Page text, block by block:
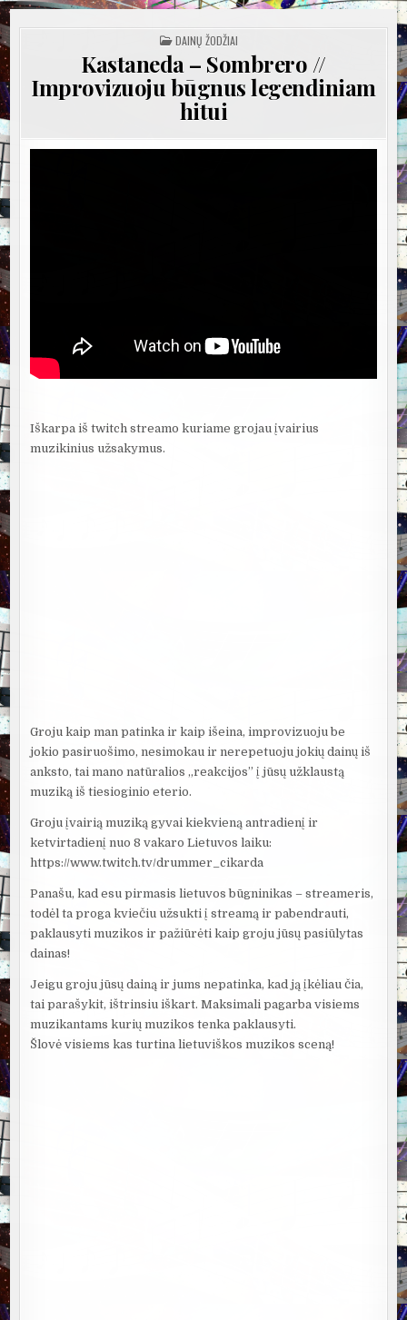
POSTED
IN
DAINŲ ŽODŽIAI
Kastaneda – Sombrero //
Improvizuoju būgnus legendiniam
hitui
Iškarpa iš twitch streamo kuriame grojau įvairius
muzikinius užsakymus.
Groju kaip man patinka ir kaip išeina, improvizuoju be
jokio pasiruošimo, nesimokau ir nerepetuoju jokių dainų iš
anksto, tai mano natūralios „reakcijos” į jūsų užklaustą
muziką iš tiesioginio eterio.
Groju įvairią muziką gyvai kiekvieną antradienį ir
ketvirtadienį nuo 8 vakaro Lietuvos laiku:
https://www.twitch.tv/drummer_cikarda
Panašu, kad esu pirmasis lietuvos būgninikas – streameris,
todėl ta proga kviečiu užsukti į streamą ir pabendrauti,
paklausyti muzikos ir pažiūrėti kaip groju jūsų pasiūlytas
dainas!
Jeigu groju jūsų dainą ir jums nepatinka, kad ją įkėliau čia,
tai parašykit, ištrinsiu iškart. Maksimali pagarba visiems
muzikantams kurių muzikos tenka paklausyti.
Šlovė visiems kas turtina lietuviškos muzikos sceną!